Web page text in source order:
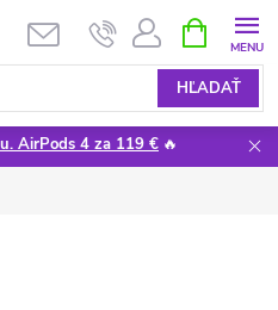
HĽADAŤ
KOŠÍK
AirPods 4 za 119 € 🔥